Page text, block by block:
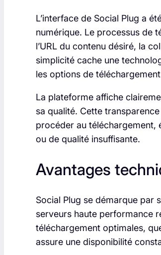
L’interface de Social Plug a
numérique. Le processus de
l’URL du contenu désiré, la
simplicité cache une
les options de
La plateforme affiche
sa qualité. Cette
procéder au téléchargement,
ou de qualité insuffisante.
Avantages
Social Plug se démarque par
serveurs haute performance
téléchargement optimales,
assure une disponibilité